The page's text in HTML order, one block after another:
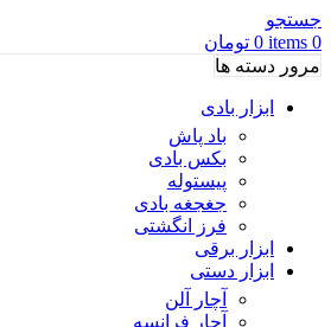
جستجو
0
items
0 تومان
مرور دسته ها
ابزار بادی
باد پاش
بکس بادی
پیستوله
جغجغه بادی
فرز انگشتی
ابزار برقی
ابزار دستی
آچار آلن
آچار فرانسه